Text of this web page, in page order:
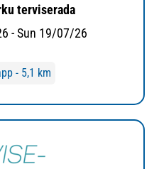
terviserada
- Sun 19/07/26
- 5,1 km